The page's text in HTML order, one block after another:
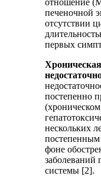
печеночной
отсутствии
первых
постепенно
нескольких
фоне
заболеваний
системы [2].